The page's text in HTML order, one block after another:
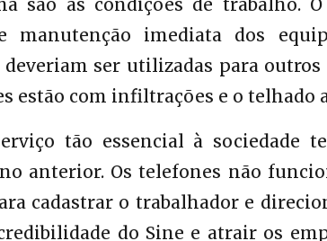
são as condições de trabalho.
manutenção imediata dos
deveriam ser utilizadas para
estão com infiltrações e o telhado
tão essencial à sociedade
anterior. Os telefones não
cadastrar o trabalhador e
do Sine e atrair os